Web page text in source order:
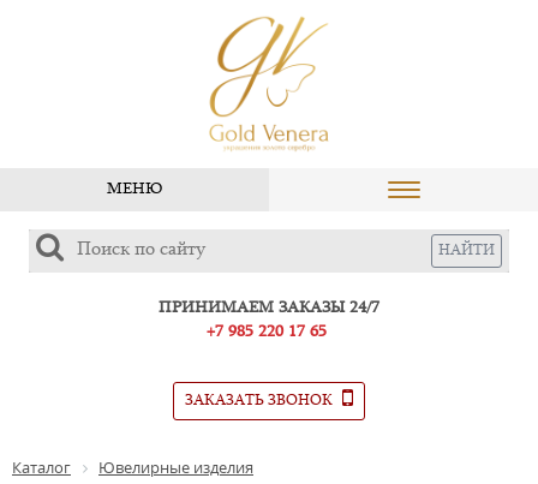
МЕНЮ
ПРИНИМАЕМ ЗАКАЗЫ 24/7
+7 985 220 17 65
ЗАКАЗАТЬ ЗВОНОК
Каталог
Ювелирные изделия